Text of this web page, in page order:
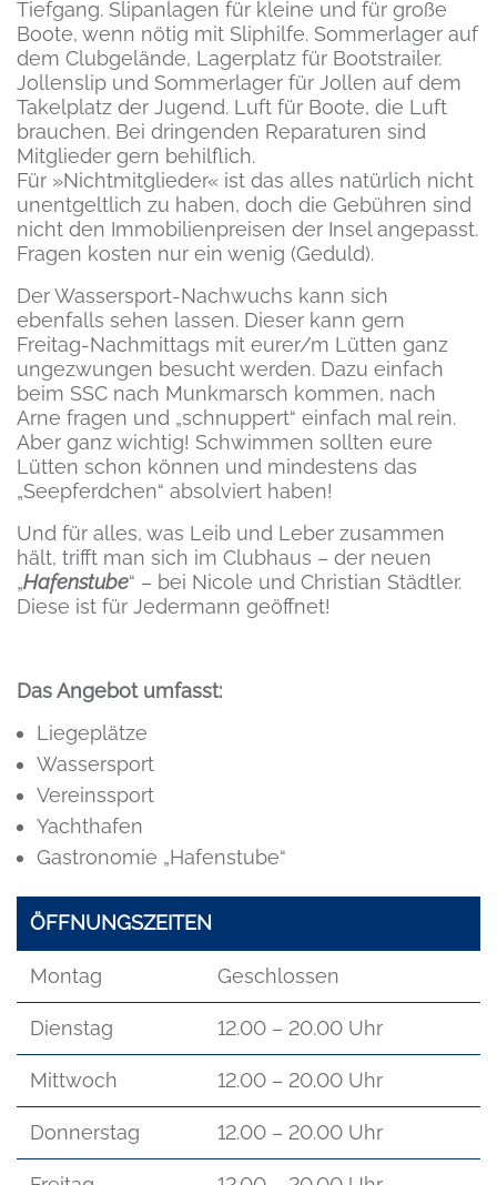
Tiefgang. Slipanlagen für kleine und für große
Boote, wenn nötig mit Sliphilfe. Sommerlager auf
dem Clubgelände, Lagerplatz für Bootstrailer.
Jollenslip und Sommerlager für Jollen auf dem
Takelplatz der Jugend. Luft für Boote, die Luft
brauchen. Bei dringenden Reparaturen sind
Mitglieder gern behilflich.
Für »Nichtmitglieder« ist das alles natürlich nicht
unentgeltlich zu haben, doch die Gebühren sind
nicht den Immobilienpreisen der Insel angepasst.
Fragen kosten nur ein wenig (Geduld).
Der Wassersport-Nachwuchs kann sich
ebenfalls sehen lassen. Dieser kann gern
Freitag-Nachmittags mit eurer/m Lütten ganz
ungezwungen besucht werden. Dazu einfach
beim SSC nach Munkmarsch kommen, nach
Arne fragen und „schnuppert“ einfach mal rein.
Aber ganz wichtig! Schwimmen sollten eure
Lütten schon können und mindestens das
„Seepferdchen“ absolviert haben!
Und für alles, was Leib und Leber zusammen
hält, trifft man sich im Clubhaus – der neuen
„Hafenstube“ – bei Nicole und Christian Städtler.
Diese ist für Jedermann geöffnet!
Das Angebot umfasst:
Liegeplätze
Wassersport
Vereinssport
Yachthafen
Gastronomie „Hafenstube“
ÖFFNUNGSZEITEN
Montag Geschlossen
Dienstag 12.00 – 20.00 Uhr
Mittwoch 12.00 – 20.00 Uhr
Donnerstag 12.00 – 20.00 Uhr